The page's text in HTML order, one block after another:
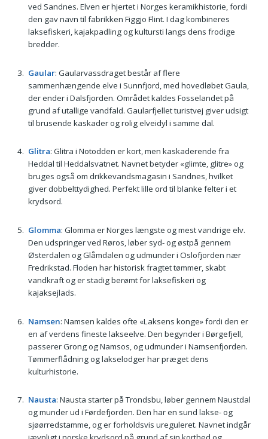
ved Sandnes. Elven er hjertet i Norges keramikhistorie, fordi
den gav navn til fabrikken Figgjo Flint. I dag kombineres
laksefiskeri, kajakpadling og kultur­sti langs dens frodige
bredder.
Gaular: Gaularvassdraget består af flere
sammenhængende elve i Sunnfjord, med hovedløbet Gaula,
der ender i Dalsfjorden. Området kaldes Fosselandet på
grund af utallige vandfald. Gaularfjellet turistvej giver udsigt
til brusende kaskader og rolig elveidyl i samme dal.
Glitra: Glitra i Notodden er kort, men kaskaderende fra
Heddal til Heddalsvatnet. Navnet betyder «glimte, glitre» og
bruges også om drikkevandsmagasin i Sandnes, hvilket
giver dobbelttydighed. Perfekt lille ord til blanke felter i et
krydsord.
Glomma: Glomma er Norges længste og mest vandrige elv.
Den udspringer ved Røros, løber syd- og østpå gennem
Østerdalen og Glåmdalen og udmunder i Oslofjorden nær
Fredrikstad. Floden har historisk fragtet tømmer, skabt
vandkraft og er stadig berømt for laksefiskeri og
kajaksejlads.
Namsen: Namsen kaldes ofte «Laksens konge» fordi den er
en af verdens fineste lakseelve. Den begynder i Børgefjell,
passerer Grong og Namsos, og udmunder i Namsenfjorden.
Tømmerflådning og lakselodger har præget dens
kulturhistorie.
Nausta: Nausta starter på Trondsbu, løber gennem Naustdal
og munder ud i Førdefjorden. Den har en sund lakse- og
sjøørredstamme, og er forholdsvis ureguleret. Navnet indgår